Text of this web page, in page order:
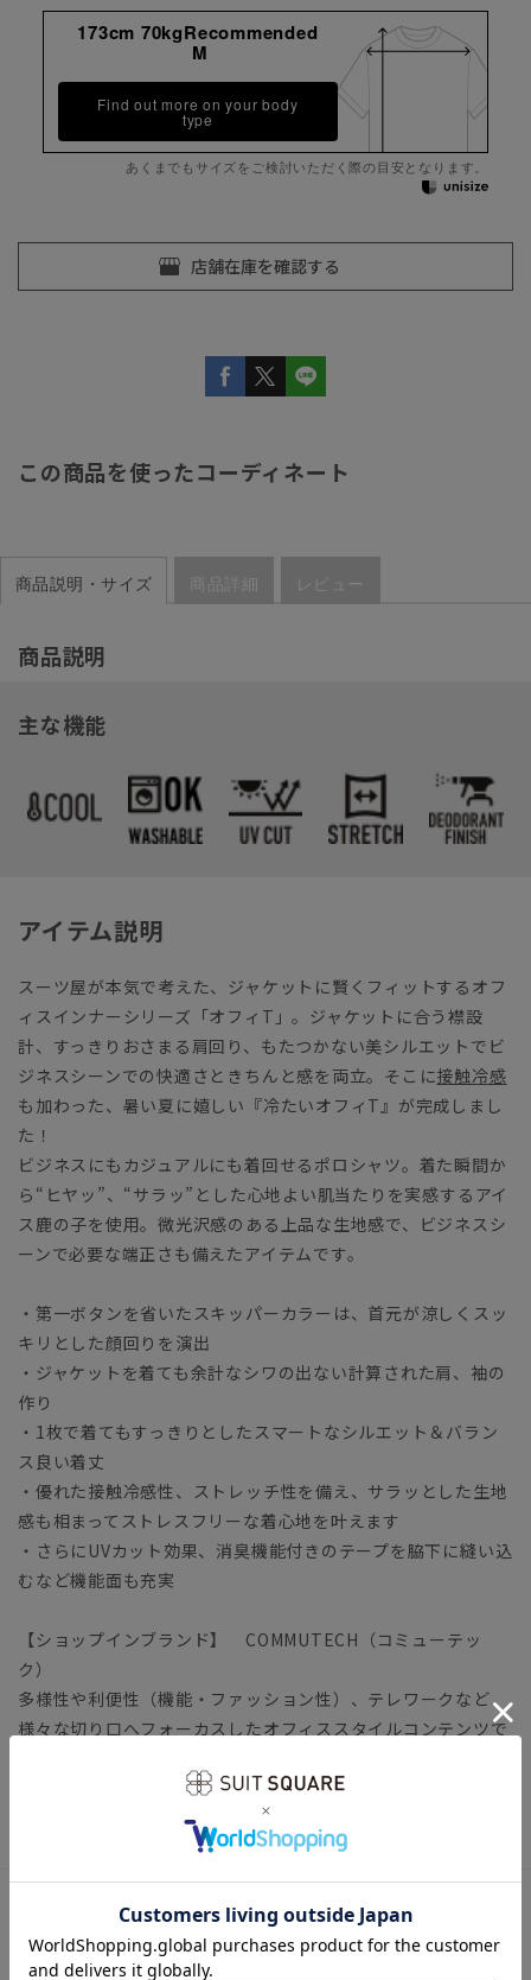
173cm 70kgRecommended
M
Find out more on your body
type
あくまでもサイズをご検討いただく際の目安となります。
この商品を使ったコーディネート
商品説明・サイズ 商品詳細 レビュー
商品説明
主な機能
アイテム説明
スーツ屋が本気で考えた、ジャケットに賢くフィットするオフ
ィスインナーシリーズ「オフィT」。ジャケットに合う襟設
計、すっきりおさまる肩回り、もたつかない美シルエットでビ
ジネスシーンでの快適さときちんと感を両立。そこに接触冷感
も加わった、暑い夏に嬉しい『冷たいオフィT』が完成しまし
た！
ビジネスにもカジュアルにも着回せるポロシャツ。着た瞬間か
ら“ヒヤッ”、“サラッ”とした心地よい肌当たりを実感するアイ
ス鹿の子を使用。微光沢感のある上品な生地感で、ビジネスシ
ーンで必要な端正さも備えたアイテムです。
・第一ボタンを省いたスキッパーカラーは、首元が涼しくスッ
キリとした顔回りを演出
・ジャケットを着ても余計なシワの出ない計算された肩、袖の
作り
・1枚で着てもすっきりとしたスマートなシルエット＆バラン
ス良い着丈
・優れた接触冷感性、ストレッチ性を備え、サラッとした生地
感も相まってストレスフリーな着心地を叶えます
・さらにUVカット効果、消臭機能付きのテープを脇下に縫い込
むなど機能面も充実
【ショップインブランド】 COMMUTECH（コミューテッ
ク）
多様性や利便性（機能・ファッション性）、テレワークなど
様々な切り口へフォーカスしたオフィススタイルコンテンツで
トップス ビジネスカジュアル オフィスカジュアル
アイテム詳細
【仕様】スキッパーカラー／半袖